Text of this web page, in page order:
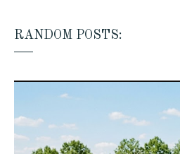
RANDOM POSTS: